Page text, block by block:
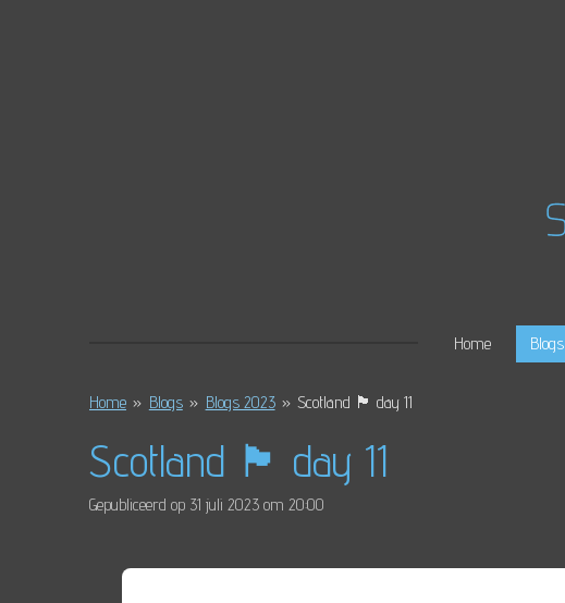
Home Blogs
Home » Blogs » Blogs 2023 » Scotland 🏴󠁧󠁢󠁳󠁣󠁴󠁿 day 11
Scotland 🏴󠁧󠁢󠁳󠁣󠁴󠁿 day 11
Gepubliceerd op 31 juli 2023 om 20:00